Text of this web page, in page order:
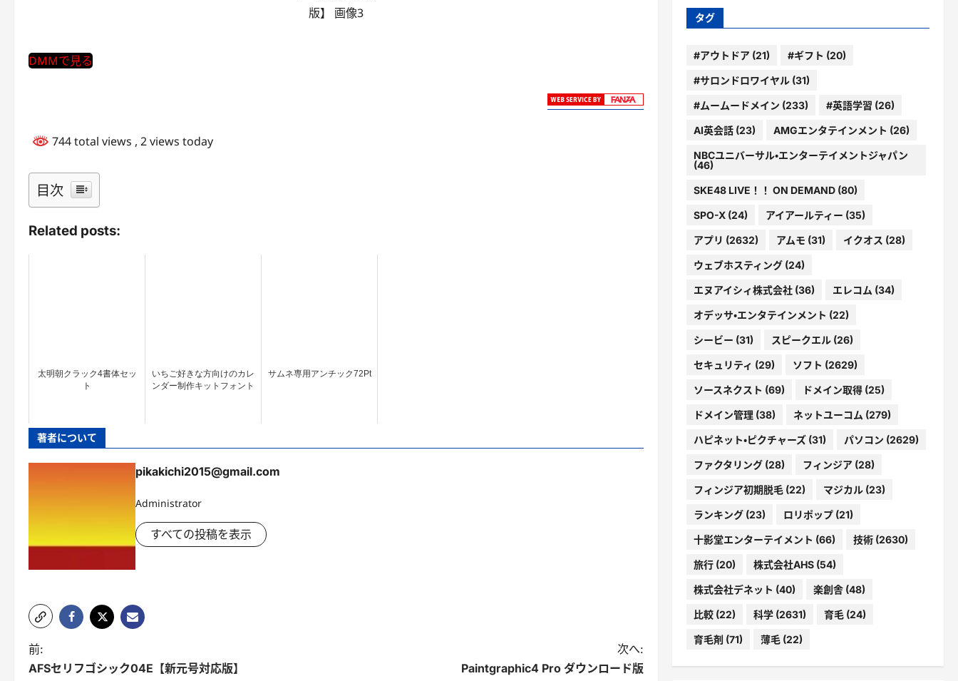
版】 画像3
DMMで見る
744 total views , 2 views today
目次
Related posts:
太明朝クラック4書体セッ
ト
いちご好きな方向けのカレ
ンダー制作キットフォント
サムネ専用アンチック72Pt
著者について
pikakichi2015@gmail.com
Administrator
すべての投稿を表示
投
稿
前:
AFSセリフゴシック04E【新元号対応版】
次へ:
Paintgraphic4 Pro ダウンロード版
ー
タグ
#アウトドア(21) #ギフト (20)
#サロンドロワイヤル(31)
#ムームードメイン (233) #英語学習 (26)
AI英会話(23) AMGエンタテインメント (26)
NBCユニバーサル・エンターテイメントジャパン
(46)
SKE48 LIVE！！ ON DEMAND(80)
SPO-X(24) アイアールティー (35)
アプリ (2632) アムモ (31) イクオス (28)
ウェブホスティング(24)
エヌアイシィ株式会社(36) エレコム (34)
オデッサ・エンタテインメント (22)
シービー (31) スピークエル(26)
セキュリティ (29) ソフト (2629)
ソースネクスト (69) ドメイン取得(25)
ドメイン管理(38) ネットユーコム (279)
ハピネット・ピクチャーズ(31) パソコン (2629)
ファクタリング(28) フィンジア(28)
フィンジア初期脱毛(22) マジカル(23)
ランキング(23) ロリポップ(21)
十影堂エンターテイメント (66) 技術(2630)
旅行(20) 株式会社AHS(54)
株式会社デネット (40) 楽創舎(48)
比較(22) 科学(2631) 育毛(24)
育毛剤 (71) 薄毛(22)